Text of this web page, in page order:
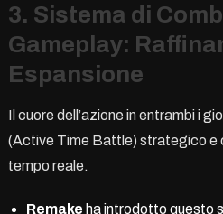
3. Sistema di
Gameplay:
Espansione
Il cuore dell’azione in entrambi i
(Active Time Battle) strategico e
tempo reale.
Remake ha introdotto questo